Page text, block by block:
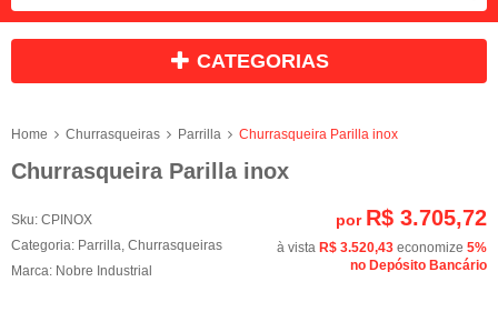
CATEGORIAS
Home Churrasqueiras Parrilla Churrasqueira Parilla inox
Churrasqueira Parilla inox
Sku: CPINOX
Categoria: Parrilla Churrasqueiras
Marca: Nobre Industrial
por R$ 3.705,72
à vista R$ 3.520,43 economize 5%
no Depósito Bancário